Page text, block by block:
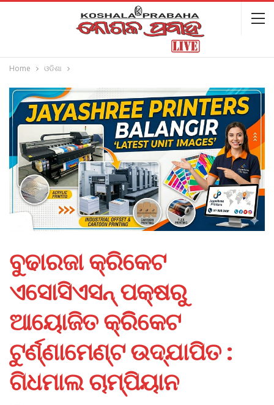
Home ଓଡିଶା
ବୁଢାରଜା କ୍ରିକେଟ
ଏସୋସିଏସନ୍‌ ପକ୍ଷରୁ
ଆୟୋଜିତ କ୍ରିିକେଟ
ଟୁର୍ଣ୍ଣାମେଣ୍ଟ ଉଦ୍‌ଯାପିତ :
ଗିଧମାଲ ଚାମ୍ପିୟାନ